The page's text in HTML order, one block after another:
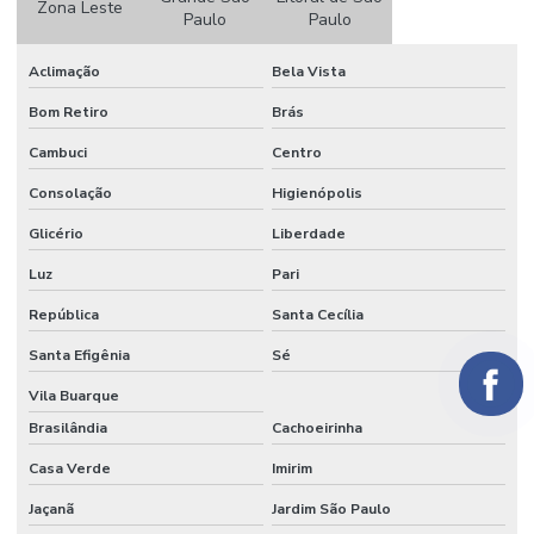
Papel crepom por atacado
Papel crepom atacado sp
Papel crepom bem casado
Papel crepom parafinado
Papel crepom parafinado preço
Papel crepom preço
Papel para embrulhar bem casado comprar
Papel parecido com veludo
Papel seda
Papel seda atacado
Zona Leste
Paulo
Paulo
Aclimação Bela Vista
Bom Retiro Brás
Cambuci Centro
Consolação Higienópolis
Glicério Liberdade
Luz Pari
República Santa Cecília
Santa Efigênia Sé
Vila Buarque
Brasilândia
Cachoeirinha
Casa Verde Imirim
Jaçanã Jardim São Paulo